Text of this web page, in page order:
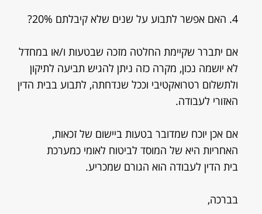
4. האם אפשר לתבוע על שנים שלא קיבלתם 20%?
אם יתברר שקיימת החלטה מזכה שבטעות ו/או במחדל
לא יושמה נכון, מקרה כזה ניתן להגיש תביעה לתיקון
ולתשלום רטרואקטיבי וככל שנדחתה, לתבוע בבית הדין
האזורי לעבודה.
אם אכן יוכח שמדובר בטעות ביישום של זכאות,
האחריות היא של המוסד לביטוח לאומי כמערכת
בית הדין לעבודה הוא הגורם שמכריע.
בברכה,